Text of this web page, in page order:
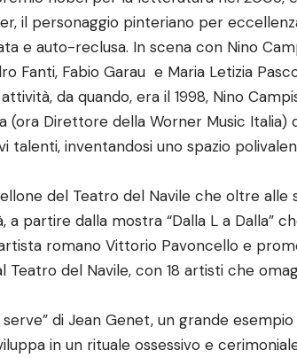
il personaggio pinteriano per
e auto-reclusa. In scena con Nino
Fanti, Fabio Garau e Maria Letizia
da quando, era il 1998, Nino
(ora Direttore della Worner Music Italia)
inventandosi uno spazio
del Teatro del Navile che oltre alle
partire dalla mostra “Dalla L a Dalla”
romano Vittorio Pavoncello e
del Navile, con 18 artisti che
di Jean Genet, un grande esempio
in un rituale ossessivo e